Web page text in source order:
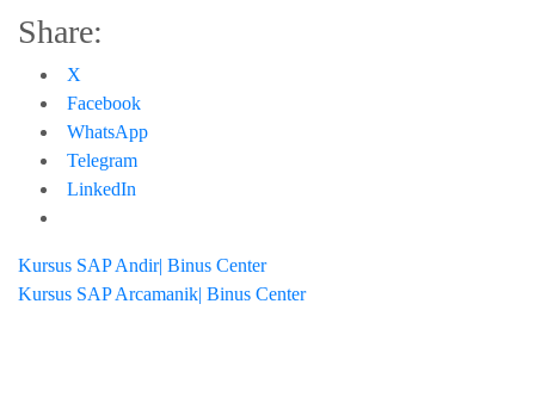
Share:
X
Facebook
WhatsApp
Telegram
LinkedIn
Kursus SAP Andir| Binus Center
Kursus SAP Arcamanik| Binus Center